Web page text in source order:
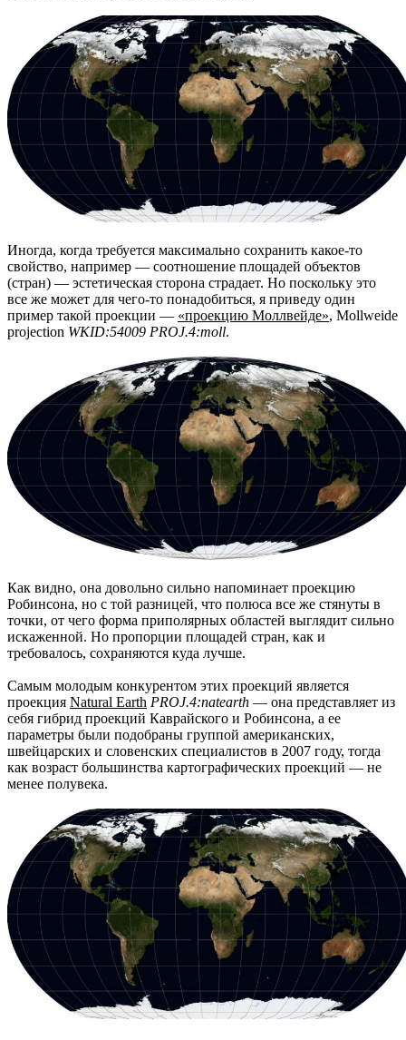
Иногда, когда требуется максимально сохранить какое-то
свойство, например — соотношение площадей объектов
(стран) — эстетическая сторона страдает. Но поскольку это
все же может для чего-то понадобиться, я приведу один
пример такой проекции — «проекцию Моллвейде», Mollweide
projection WKID:54009 PROJ.4:moll.
Как видно, она довольно сильно напоминает проекцию
Робинсона, но с той разницей, что полюса все же стянуты в
точки, от чего форма приполярных областей выглядит сильно
искаженной. Но пропорции площадей стран, как и
требовалось, сохраняются куда лучше.
Самым молодым конкурентом этих проекций является
проекция Natural Earth PROJ.4:natearth — она представляет из
себя гибрид проекций Каврайского и Робинсона, а ее
параметры были подобраны группой американских,
швейцарских и словенских специалистов в 2007 году, тогда
как возраст большинства картографических проекций — не
менее полувека.